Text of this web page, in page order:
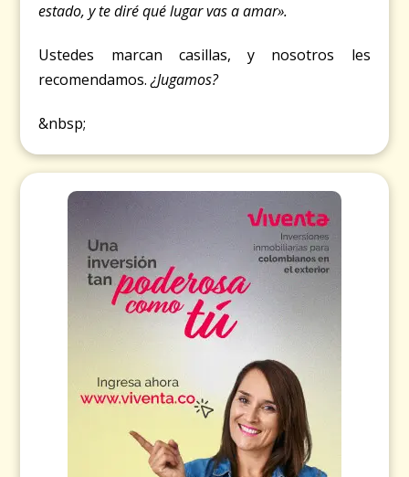
estado, y te diré qué lugar vas a amar».
Ustedes marcan casillas, y nosotros les
recomendamos.¿Jugamos?
&nbsp;